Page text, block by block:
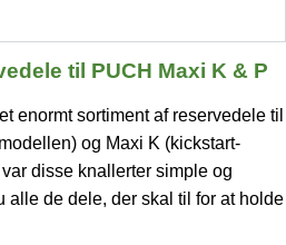
til PUCH Maxi K & P
enormt sortiment af reservedele til
og Maxi K (kickstart-
disse knallerter simple og
alle de dele, der skal til for at holde